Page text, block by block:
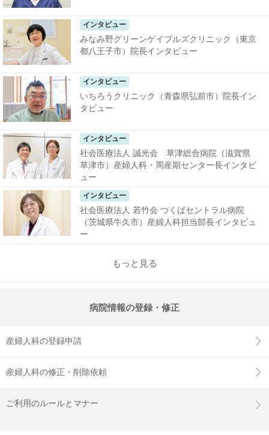
インタビュー
みなみ野グリーンゲイブルズクリニック（東京
都八王子市）院長インタビュー
インタビュー
いちろうクリニック（青森県弘前市）院長イン
タビュー
インタビュー
社会医療法人 誠光会 草津総合病院（滋賀県
草津市）産婦人科・周産期センター長インタビ
ュー
インタビュー
社会医療法人 若竹会 つくばセントラル病院
（茨城県牛久市）産婦人科担当部長インタビュ
ー
もっと見る
病院情報の登録・修正
産婦人科の登録申請
産婦人科の修正・削除依頼
ご利用のルールとマナー